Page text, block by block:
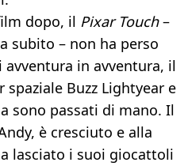
dopo, il Pixar Touch–
subito – non ha perso
in avventura, il
Buzz Lightyear e
sono passati di mano. Il
è cresciuto e alla
lasciato i suoi giocattoli